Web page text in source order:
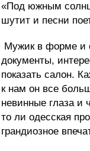
«Под южным
шутит и песни
Мужик в форме и
документы,
показать салон.
к нам он все
невинные глаза и
то ли одесская
грандиозное